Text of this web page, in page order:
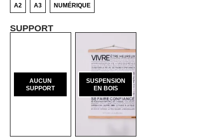
A2 A3 NUMÉRIQUE
SUPPORT
AUCUN
SUPPORT
SUSPENSION
EN BOIS